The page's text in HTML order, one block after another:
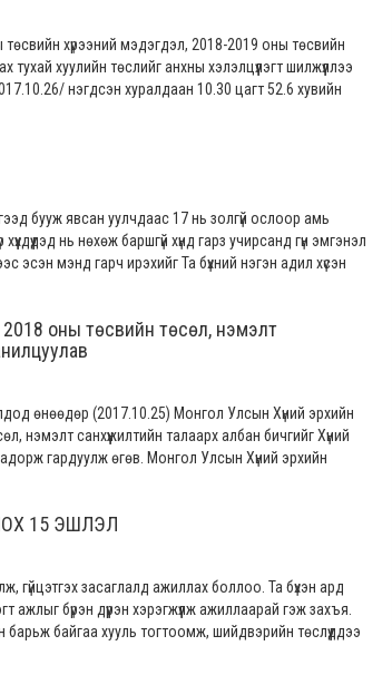
хүрээний мэдэгдэл, 2018-2019 оны төсвийн
хуулийн төслийг анхны хэлэлцүүлэгт шилжүүллээ
нэгдсэн хуралдаан 10.30 цагт 52.6 хувийн
бууж явсан уулчдаас 17 нь золгүй ослоор амь
нь нөхөж баршгүй хүнд гарз учирсанд гүн эмгэнэл
эсэн мэнд гарч ирэхийг Та бүхний нэгэн адил хүсэн
2018 оны төсвийн төсөл, нэмэлт
өнөөдөр (2017.10.25) Монгол Улсын Хүний эрхийн
нэмэлт санхүүжилтийн талаарх албан бичгийг Хүний
гардуулж өгөв. Монгол Улсын Хүний эрхийн
15 ЭШЛЭЛ
гүйцэтгэх засаглалд ажиллах боллоо. Та бүхэн ард
ажлыг бүрэн дүүрэн хэрэгжүүлж ажиллаарай гэж захъя.
барьж байгаа хууль тогтоомж, шийдвэрийн төслүүддээ